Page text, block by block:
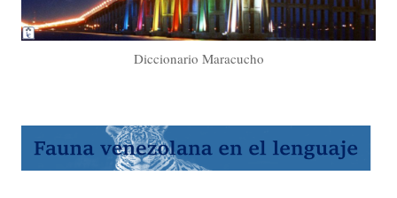
Diccionario Maracucho